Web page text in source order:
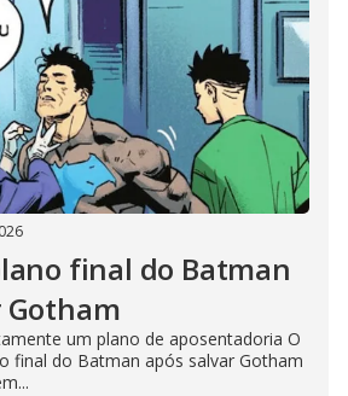
final do Batman
Gotham
um plano de aposentadoria O
final do Batman após salvar Gotham